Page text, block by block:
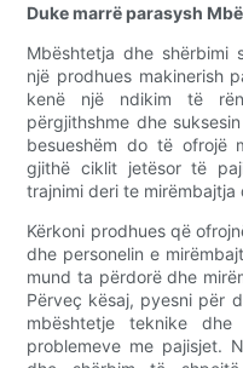
Duke marrë parasysh
Mbështetja dhe shërbimi
një prodhues makinerish
kenë një ndikim të
përgjithshme dhe
besueshëm do të ofrojë
gjithë ciklit jetësor të
trajnimi deri te mirëmbajtja
Kërkoni prodhues që
dhe personelin e
mund ta përdorë dhe
Përveç kësaj, pyesni për
mbështetje teknike
problemeve me pajisjet.